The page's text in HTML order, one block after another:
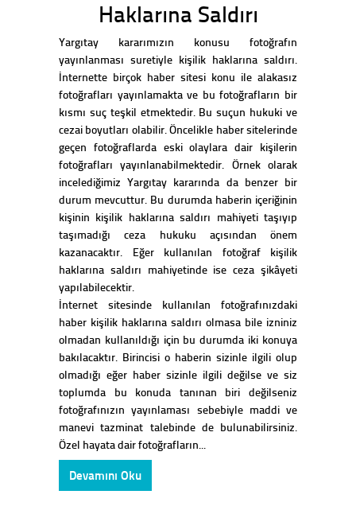
Haklarına Saldırı
Yargıtay kararımızın konusu fotoğrafın
yayınlanması suretiyle kişilik haklarına saldırı.
İnternette birçok haber sitesi konu ile alakasız
fotoğrafları yayınlamakta ve bu fotoğrafların bir
kısmı suç teşkil etmektedir. Bu suçun hukuki ve
cezai boyutları olabilir. Öncelikle haber sitelerinde
geçen fotoğraflarda eski olaylara dair kişilerin
fotoğrafları yayınlanabilmektedir. Örnek olarak
incelediğimiz Yargıtay kararında da benzer bir
durum mevcuttur. Bu durumda haberin içeriğinin
kişinin kişilik haklarına saldırı mahiyeti taşıyıp
taşımadığı ceza hukuku açısından önem
kazanacaktır. Eğer kullanılan fotoğraf kişilik
haklarına saldırı mahiyetinde ise ceza şikâyeti
yapılabilecektir.
İnternet sitesinde kullanılan fotoğrafınızdaki
haber kişilik haklarına saldırı olmasa bile izniniz
olmadan kullanıldığı için bu durumda iki konuya
bakılacaktır. Birincisi o haberin sizinle ilgili olup
olmadığı eğer haber sizinle ilgili değilse ve siz
toplumda bu konuda tanınan biri değilseniz
fotoğrafınızın yayınlaması sebebiyle maddi ve
manevi tazminat talebinde de bulunabilirsiniz.
Özel hayata dair fotoğrafların...
Devamını Oku